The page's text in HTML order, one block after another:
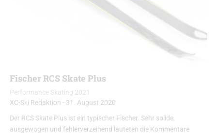
Fischer RCS Skate Plus
Performance Skating 2021
XC-Ski Redaktion - 31. August 2020
Der RCS Skate Plus ist ein typischer Fischer. Sehr solide,
ausgewogen und fehlerverzeihend lauteten die Kommentare